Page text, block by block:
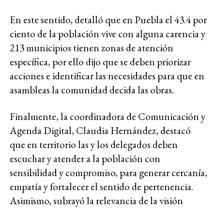
En este sentido, detalló que en Puebla el 43.4 por
ciento de la población vive con alguna carencia y
213 municipios tienen zonas de atención
específica, por ello dijo que se deben priorizar
acciones e identificar las necesidades para que en
asambleas la comunidad decida las obras.
Finalmente, la coordinadora de Comunicación y
Agenda Digital, Claudia Hernández, destacó
que en territorio las y los delegados deben
escuchar y atender a la población con
sensibilidad y compromiso, para generar cercanía,
empatía y fortalecer el sentido de pertenencia.
Asimismo, subrayó la relevancia de la visión